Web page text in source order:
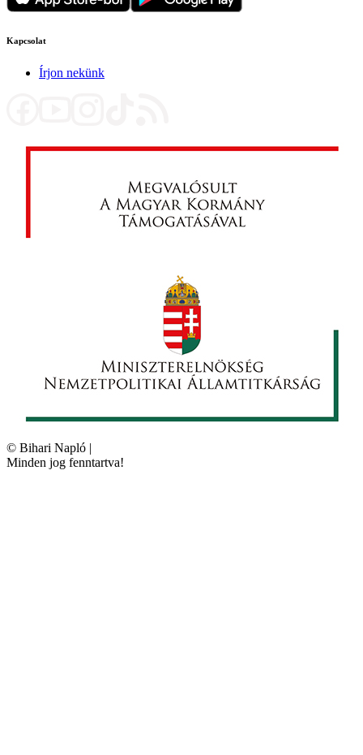
Kapcsolat
Írjon nekünk
© Bihari Napló |
Minden jog fenntartva!